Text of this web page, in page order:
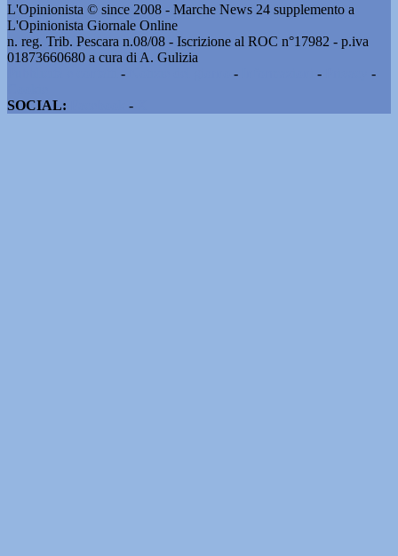
L'Opinionista © since 2008 - Marche News 24 supplemento a
L'Opinionista Giornale Online
n. reg. Trib. Pescara n.08/08 - Iscrizione al ROC n°17982 - p.iva
01873660680 a cura di A. Gulizia
- - -
-
SOCIAL:
-